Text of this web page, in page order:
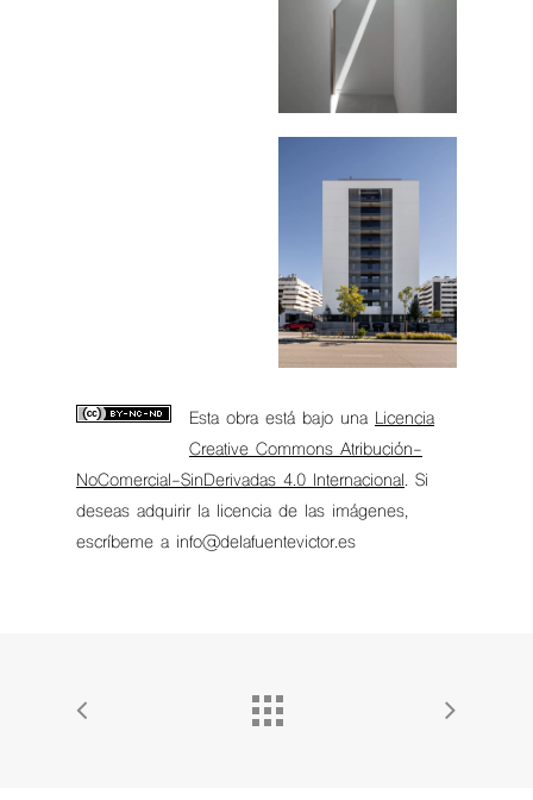
Esta obra está bajo una Licencia
Creative Commons Atribución-
NoComercial-SinDerivadas 4.0 Internacional. Si
deseas adquirir la licencia de las imágenes,
escríbeme a info@delafuentevictor.es